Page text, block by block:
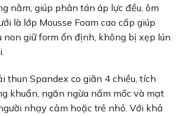
nằm, giúp phân tán áp lực đều, ôm
là lớp Mousse Foam cao cấp giúp
non giữ form ổn định, không bị xẹp lún
thun Spandex co giãn 4 chiều, tích
khuẩn, ngăn ngừa nấm mốc và mạt
nhạy cảm hoặc trẻ nhỏ. Với khả